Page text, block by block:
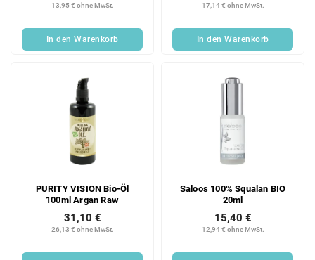
13,95 € ohne MwSt.
In den Warenkorb
17,14 € ohne MwSt.
In den Warenkorb
PURITY VISION Bio-Öl
100ml Argan Raw
26,13 € ohne MwSt.
31,10 €
Saloos 100% Squalan BIO
20ml
12,94 € ohne MwSt.
15,40 €